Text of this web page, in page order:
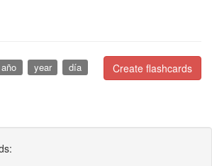
Create flashcards
año year día